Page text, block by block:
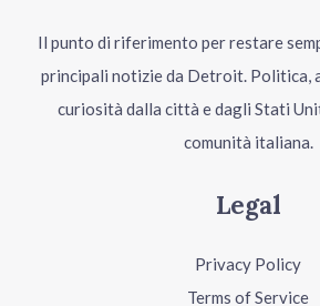
Il punto di riferimento per restare
principali notizie da Detroit. Politica,
curiosità dalla città e dagli Stati
comunità italiana.
Legal
Privacy Policy
Terms of Service